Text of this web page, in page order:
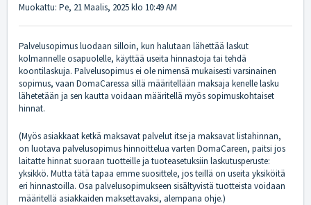
Muokattu: Pe, 21 Maalis, 2025 klo 10:49 AM
Palvelusopimus luodaan silloin, kun halutaan lähettää laskut
kolmannelle osapuolelle, käyttää useita hinnastoja tai tehdä
koontilaskuja. Palvelusopimus ei ole nimensä mukaisesti varsinainen
sopimus, vaan DomaCaressa sillä määritellään maksaja kenelle lasku
lähetetään ja sen kautta voidaan määritellä myös sopimuskohtaiset
hinnat.
(Myös asiakkaat ketkä maksavat palvelut itse ja maksavat listahinnan,
on luotava palvelusopimus hinnoittelua varten DomaCareen, paitsi jos
laitatte hinnat suoraan tuotteille ja tuoteasetuksiin laskutusperuste:
yksikkö. Mutta tätä tapaa emme suosittele, jos teillä on useita yksiköitä
eri hinnastoilla. Osa palvelusopimukseen sisältyvistä tuotteista voidaan
määritellä asiakkaiden maksettavaksi, alempana ohje.)